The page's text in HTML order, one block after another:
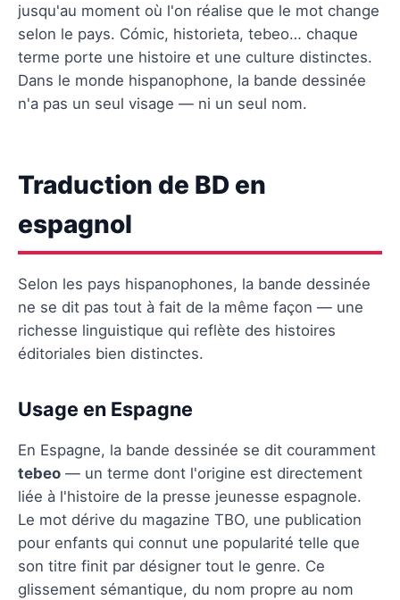
Culture de la bande dessinée hispanophone
Évolution et tendances actuelles
Questions fréquentes
jusqu'au moment où l'on réalise que le mot change
selon le pays. Cómic, historieta, tebeo… chaque
terme porte une histoire et une culture distinctes.
Dans le monde hispanophone, la bande dessinée
n'a pas un seul visage — ni un seul nom.
Traduction de BD en
espagnol
Selon les pays hispanophones, la bande dessinée
ne se dit pas tout à fait de la même façon — une
richesse linguistique qui reflète des histoires
éditoriales bien distinctes.
Usage en Espagne
En Espagne, la bande dessinée se dit couramment
tebeo — un terme dont l'origine est directement
liée à l'histoire de la presse jeunesse espagnole.
Le mot dérive du magazine TBO, une publication
pour enfants qui connut une popularité telle que
son titre finit par désigner tout le genre. Ce
glissement sémantique, du nom propre au nom